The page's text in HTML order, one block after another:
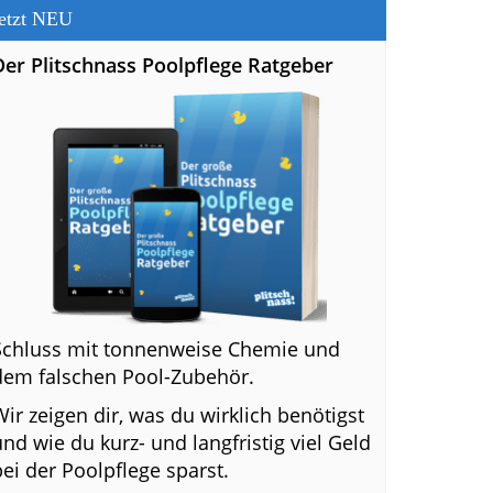
NEU
Plitschnass Poolpflege Ratgeber
mit tonnenweise Chemie und
falschen Pool-Zubehör.
zeigen dir, was du wirklich benötigst
wie du kurz- und langfristig viel Geld
der Poolpflege sparst.